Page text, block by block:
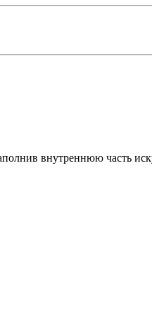
внутреннюю часть